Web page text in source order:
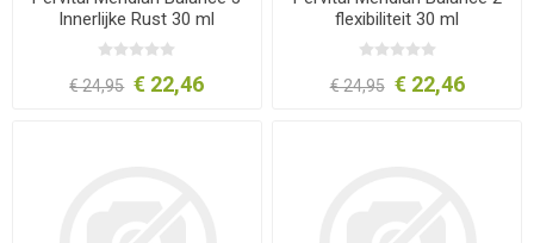
Innerlijke Rust 30 ml
€ 24,95 € 22,46
flexibiliteit 30 ml
€ 24,95 € 22,46